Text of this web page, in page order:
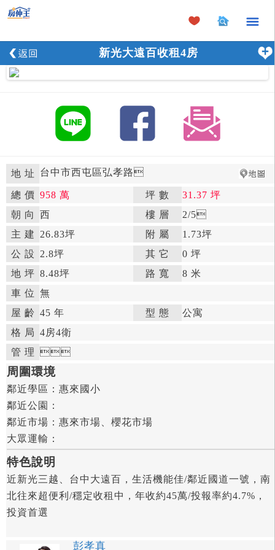
×
新光大遠百收租4房
地 址 台中市西屯區弘孝路
總 價 958 萬 坪 數 31.37 坪
朝 向
西 樓 層 2/5
主 建
26.83坪 附 屬 1.73坪
公 設
2.8坪 其 它
0 坪
地 坪 8.48坪 路 寬
8 米
車 位 無
屋 齡 45 年 型 態 公寓
格 局 4房4衛
管 理 
周圍環境
鄰近學區： 惠來國小
鄰近公園：
鄰近市場： 惠來市場、櫻花市場
大眾運輸：
特色說明
近新光三越、台中大遠百，生活機能佳/鄰近國道一號，南
北往來超便利/穩定收租中，年收約45萬/投報率約4.7%，
投資首選
彭孝真